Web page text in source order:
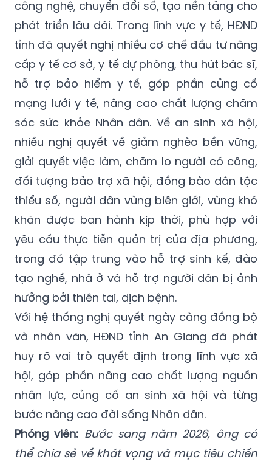
công nghệ, chuyển đổi số, tạo nền tảng cho
phát triển lâu dài. Trong lĩnh vực y tế, HĐND
tỉnh đã quyết nghị nhiều cơ chế đầu tư nâng
cấp y tế cơ sở, y tế dự phòng, thu hút bác sĩ,
hỗ trợ bảo hiểm y tế, góp phần củng cố
mạng lưới y tế, nâng cao chất lượng chăm
sóc sức khỏe Nhân dân. Về an sinh xã hội,
nhiều nghị quyết về giảm nghèo bền vững,
giải quyết việc làm, chăm lo người có công,
đối tượng bảo trợ xã hội, đồng bào dân tộc
thiểu số, người dân vùng biên giới, vùng khó
khăn được ban hành kịp thời, phù hợp với
yêu cầu thực tiễn quản trị của địa phương,
trong đó tập trung vào hỗ trợ sinh kế, đào
tạo nghề, nhà ở và hỗ trợ người dân bị ảnh
hưởng bởi thiên tai, dịch bệnh.
Với hệ thống nghị quyết ngày càng đồng bộ
và nhân văn, HĐND tỉnh An Giang đã phát
huy rõ vai trò quyết định trong lĩnh vực xã
hội, góp phần nâng cao chất lượng nguồn
nhân lực, củng cố an sinh xã hội và từng
bước nâng cao đời sống Nhân dân.
Phóng viên: Bước sang năm 2026, ông có
thể chia sẻ về khát vọng và mục tiêu chiến